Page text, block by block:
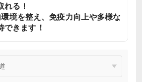
れる！
境を整え、免疫力向上や多様な
できます！